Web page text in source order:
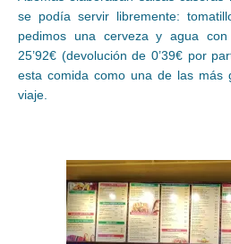
se podía servir libremente:
pedimos una cerveza y agua
25’92€ (devolución de 0’39€ por
esta comida como una de las más
viaje.